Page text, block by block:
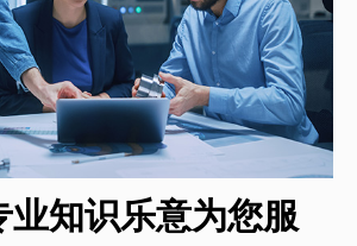
业知识乐意为您服